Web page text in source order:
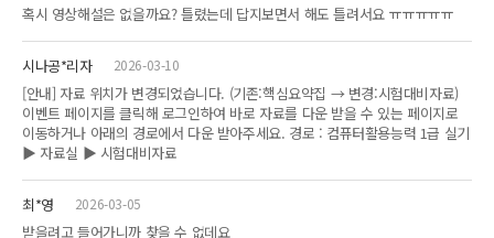
혹시 영상해설은 없을까요? 틀렸는데 답지보면서 해도 틀려서요 ㅠㅠㅠㅠㅠ
시나공*리자 2026-03-10
[안내] 자료 위치가 변경되었습니다. (기존:핵심요약집 → 변경:시험대비자료)
이벤트 페이지를 클릭해 로그인하여 바로 자료를 다운 받을 수 있는 페이지로
이동하거나 아래의 경로에서 다운 받아주세요. 경로 : 컴퓨터활용능력 1급 실기
▶ 자료실 ▶ 시험대비자료
최*영 2026-03-05
받을려고 들어가니까 찾을 수 없데요